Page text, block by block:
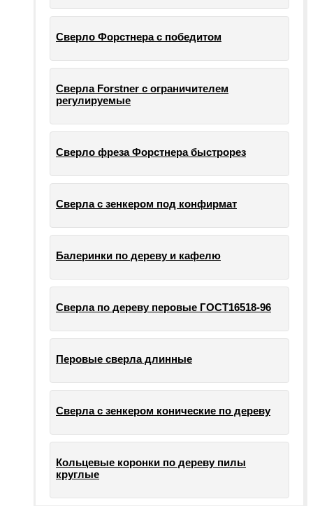
Сверло Форстнера с победитом
Сверла Forstner с ограничителем
регулируемые
Сверло фреза Форстнера быстрорез
Сверла с зенкером под конфирмат
Балеринки по дереву и кафелю
Сверла по дереву перовые ГОСТ16518-96
Перовые сверла длинные
Сверла с зенкером конические по дереву
Кольцевые коронки по дереву пилы
круглые